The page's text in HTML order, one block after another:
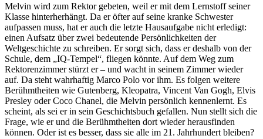
Melvin wird zum Rektor gebeten, weil er mit dem Lernstoff seiner
Klasse hinterherhängt. Da er öfter auf seine kranke Schwester
aufpassen muss, hat er auch die letzte Hausaufgabe nicht erledigt:
einen Aufsatz über zwei bedeutende Persönlichkeiten der
Weltgeschichte zu schreiben. Er sorgt sich, dass er deshalb von der
Schule, dem „IQ-Tempel“, fliegen könnte. Auf dem Weg zum
Rektorenzimmer stürzt er – und wacht in seinem Zimmer wieder
auf. Da steht wahrhaftig Marco Polo vor ihm. Es folgen weitere
Berühmtheiten wie Gutenberg, Kleopatra, Vincent Van Gogh, Elvis
Presley oder Coco Chanel, die Melvin persönlich kennenlernt. Es
scheint, als sei er in sein Geschichtsbuch gefallen. Nun stellt sich die
Frage, wie er und die Berühmtheiten dort wieder herausfinden
können. Oder ist es besser, dass sie alle im 21. Jahrhundert bleiben?